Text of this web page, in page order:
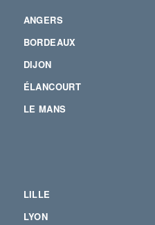
ANGERS
BORDEAUX
DIJON
ÉLANCOURT
LE MANS
LILLE
LYON